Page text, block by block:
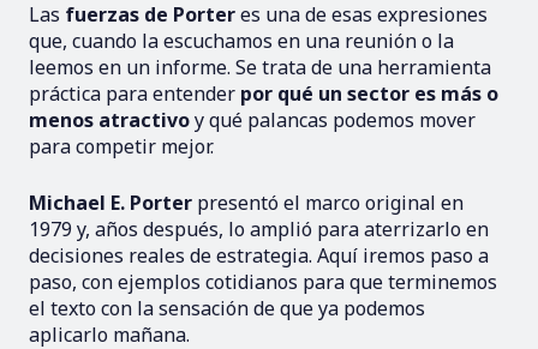
Las fuerzas de Porteres una de esas expresiones
que, cuando la escuchamos en una reunión o la
leemos en un informe. Se trata de una herramienta
práctica para entender por qué un sector es más o
menos atractivoy qué palancas podemos mover
para competir mejor.
Michael E. Porter presentó el marco original en
1979 y, años después, lo amplió para aterrizarlo en
decisiones reales de estrategia. Aquí iremos paso a
paso, con ejemplos cotidianos para que terminemos
el texto con la sensación de que ya podemos
aplicarlo mañana.